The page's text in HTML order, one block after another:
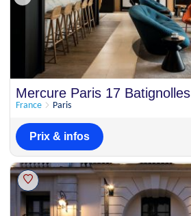
Mercure Paris 17 Batignolles
France Paris
Prix & infos